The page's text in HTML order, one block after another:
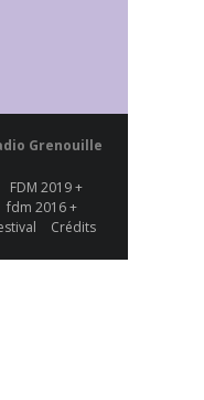
Grenouille
FDM 2019 +
fdm 2016 +
Crédits